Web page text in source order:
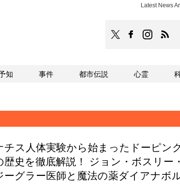
Latest News
TOCANAの
チス人体実験から始まったドーピン
歴史を徹底解説！ ジョン・ボスリー・
ーグラー医師と魔法の薬ダイアナボ
知 事件 都市伝説 心霊